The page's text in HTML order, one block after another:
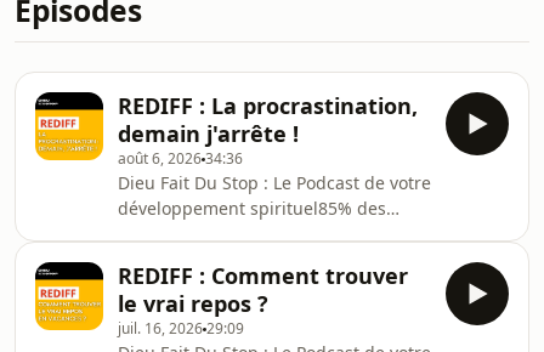
Épisodes
REDIFF : La procrastination,
demain j'arrête !
août 6, 202634:36
Dieu Fait Du Stop : Le Podcast de votre
développement spirituel85% des
découvrez les différents profils de
procrastinateur et déterminez ce qui
vous permettra de vous améliorer sur
REDIFF : Comment trouver
le vrai repos ?
juil. 16, 202629:09